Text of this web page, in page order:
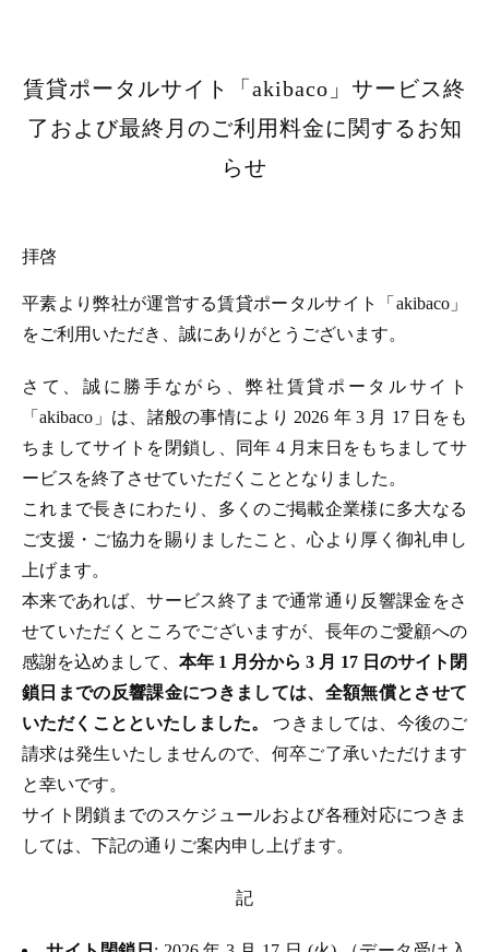
賃貸ポータルサイト「akibaco」サービス終
了および最終月のご利用料金に関するお知
らせ
拝啓
平素より弊社が運営する賃貸ポータルサイト「akibaco」
をご利用いただき、誠にありがとうございます。
さて、誠に勝手ながら、弊社賃貸ポータルサイト
「akibaco」は、諸般の事情により 2026 年 3 月 17 日をも
ちましてサイトを閉鎖し、同年 4 月末日をもちましてサ
ービスを終了させていただくこととなりました。
これまで長きにわたり、多くのご掲載企業様に多大なる
ご支援・ご協力を賜りましたこと、心より厚く御礼申し
上げます。
本来であれば、サービス終了まで通常通り反響課金をさ
せていただくところでございますが、長年のご愛顧への
感謝を込めまして、 本年 1 月分から 3 月 17 日のサイト閉
鎖日までの反響課金につきましては、全額無償とさせて
いただくことといたしました。つきましては、今後のご
請求は発生いたしませんので、何卒ご了承いただけます
と幸いです。
サイト閉鎖までのスケジュールおよび各種対応につきま
しては、下記の通りご案内申し上げます。
記